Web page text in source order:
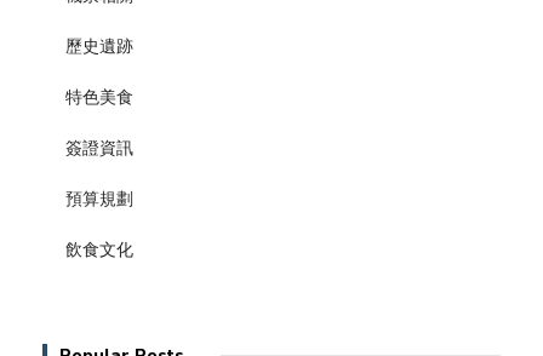
歷史遺跡
特色美食
簽證資訊
預算規劃
飲食文化